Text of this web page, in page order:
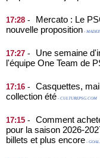
17:28 -
Mercato : Le
nouvelle proposition -
17:27 -
Une semaine
l'équipe One Team de
17:16 -
Casquettes,
collection été - CULTUREPSG.COM
17:15 -
Comment
pour la saison 2026-
billets et plus encore -